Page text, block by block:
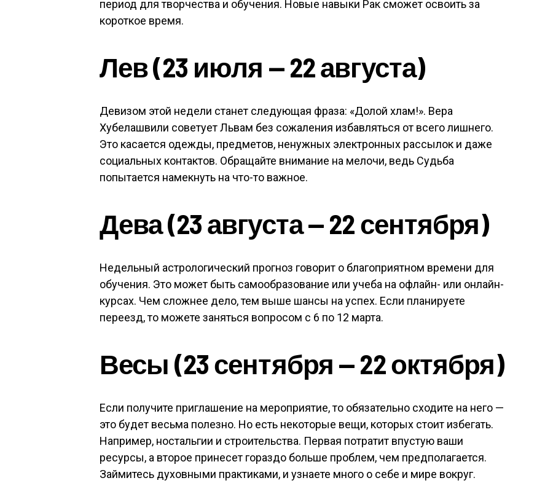
период для творчества и обучения. Новые навыки Рак сможет освоить за
короткое время.
Лев (23 июля — 22 августа)
Девизом этой недели станет следующая фраза: «Долой хлам!». Вера
Хубелашвили советует Львам без сожаления избавляться от всего лишнего.
Это касается одежды, предметов, ненужных электронных рассылок и даже
социальных контактов. Обращайте внимание на мелочи, ведь Судьба
попытается намекнуть на что-то важное.
Дева (23 августа — 22 сентября)
Недельный астрологический прогноз говорит о благоприятном времени для
обучения. Это может быть самообразование или учеба на офлайн- или онлайн-
курсах. Чем сложнее дело, тем выше шансы на успех. Если планируете
переезд, то можете заняться вопросом с 6 по 12 марта.
Весы (23 сентября — 22 октября)
Если получите приглашение на мероприятие, то обязательно сходите на него —
это будет весьма полезно. Но есть некоторые вещи, которых стоит избегать.
Например, ностальгии и строительства. Первая потратит впустую ваши
ресурсы, а второе принесет гораздо больше проблем, чем предполагается.
Займитесь духовными практиками, и узнаете много о себе и мире вокруг.